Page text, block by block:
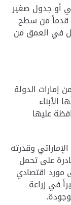
أو جدول صغير
عمق يتراوح ما بين (90 إلى 95) قدماً من سطح
في العمق من
إمارات الدولة
الأبناء
عليها
وقدرته
على تحمل
مورد اقتصادي
في زراعة